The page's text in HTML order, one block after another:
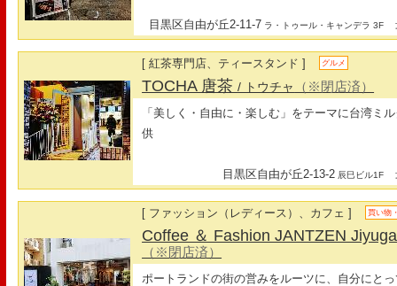
目黒区自由が丘2-11-7 ラ・トゥール・キャンデラ 3F
[ 紅茶専門店、ティースタンド ] グルメ
TOCHA 唐茶/ トウチャ （※閉店済）
「美しく・自由に・楽しむ」をテーマに台湾ミ
供
目黒区自由が丘2-13-2 辰巳ビル1F
[ ファッション（レディース）、カフェ ] 買い物
Coffee ＆ Fashion JANTZEN
（※閉店済）
ポートランドの街の営みをルーツに、自分にと